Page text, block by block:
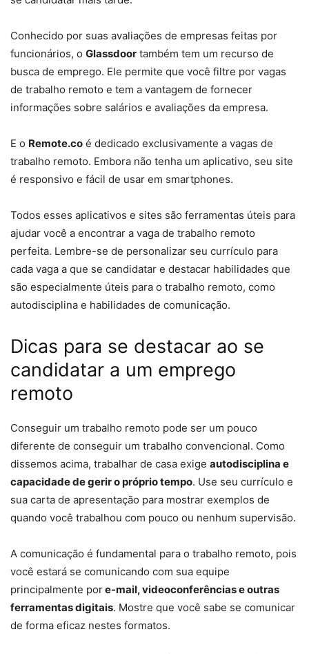
Conhecido por suas avaliações de empresas feitas por
funcionários, o Glassdoor também tem um recurso de
busca de emprego. Ele permite que você filtre por vagas
de trabalho remoto e tem a vantagem de fornecer
informações sobre salários e avaliações da empresa.
E o Remote.co é dedicado exclusivamente a vagas de
trabalho remoto. Embora não tenha um aplicativo, seu site
é responsivo e fácil de usar em smartphones.
Todos esses aplicativos e sites são ferramentas úteis para
ajudar você a encontrar a vaga de trabalho remoto
perfeita. Lembre-se de personalizar seu currículo para
cada vaga a que se candidatar e destacar habilidades que
são especialmente úteis para o trabalho remoto, como
autodisciplina e habilidades de comunicação.
Dicas para se destacar ao se
candidatar a um emprego
remoto
Conseguir um trabalho remoto pode ser um pouco
diferente de conseguir um trabalho convencional. Como
dissemos acima, trabalhar de casa exige autodisciplina e
capacidade de gerir o próprio tempo. Use seu currículo e
sua carta de apresentação para mostrar exemplos de
quando você trabalhou com pouco ou nenhum supervisão.
A comunicação é fundamental para o trabalho remoto, pois
você estará se comunicando com sua equipe
principalmente pore-mail, videoconferências e outras
ferramentas digitais. Mostre que você sabe se comunicar
de forma eficaz nestes formatos.